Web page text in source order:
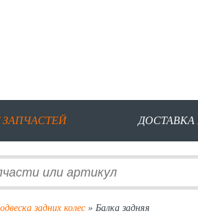
ЗАПЧАСТЕЙ ДОСТАВКА
задних колес » Балка задняя